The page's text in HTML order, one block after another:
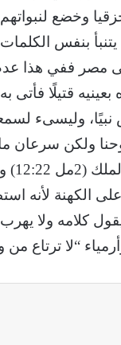
وخضع
بنفس
مصر ففي هذا
نبيًا، وليسىء
ولكن سرعان
على الكهنة
كلامه ولا
“لا ترتاع من